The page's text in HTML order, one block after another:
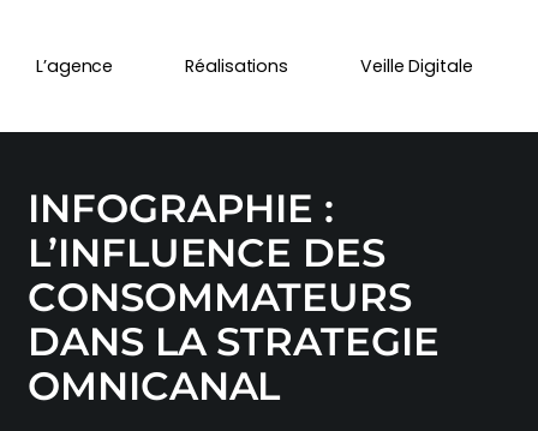
L’agence Réalisations Veille Digitale
INFOGRAPHIE :
L’INFLUENCE DES
CONSOMMATEURS
DANS LA STRATEGIE
OMNICANAL